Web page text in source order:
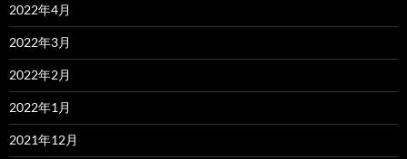
2022年4月
2022年3月
2022年2月
2022年1月
2021年12月